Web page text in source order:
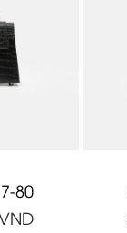
80